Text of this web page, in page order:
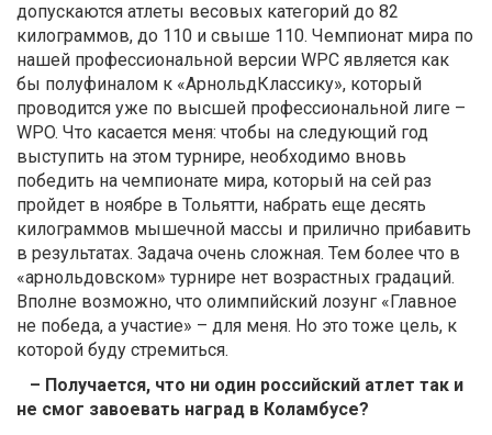
допускаются атлеты весовых категорий до 82
килограммов, до 110 и свыше 110. Чемпионат мира по
нашей профессиональной версии WPC является как
бы полуфиналом к «АрнольдКлассику», который
проводится уже по высшей профессиональной лиге –
WPO. Что касается меня: чтобы на следующий год
выступить на этом турнире, необходимо вновь
победить на чемпионате мира, который на сей раз
пройдет в ноябре в Тольятти, набрать еще десять
килограммов мышечной массы и прилично прибавить
в результатах. Задача очень сложная. Тем более что в
«арнольдовском» турнире нет возрастных градаций.
Вполне возможно, что олимпийский лозунг «Главное
не победа, а участие» – для меня. Но это тоже цель, к
которой буду стремиться.
– Получается, что ни один российский атлет так и
не смог завоевать наград в Коламбусе?